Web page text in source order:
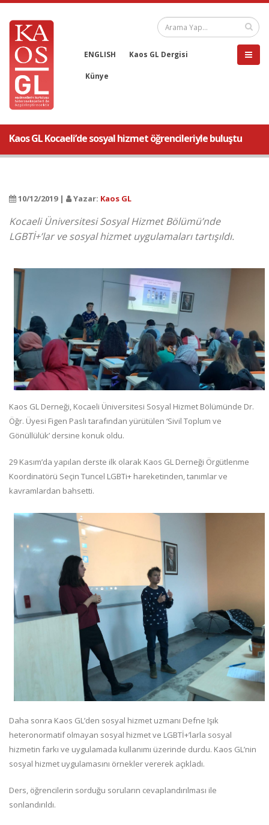
ENGLISH Kaos GL Dergisi
Künye
Kaos GL Kocaeli’de sosyal hizmet öğrencileriyle buluştu
10/12/2019 | Yazar: Kaos GL
Kocaeli Üniversitesi Sosyal Hizmet Bölümü’nde
LGBTİ+’lar ve sosyal hizmet uygulamaları tartışıldı.
Kaos GL Derneği, Kocaeli Üniversitesi Sosyal Hizmet Bölümünde Dr.
Öğr. Üyesi Figen Paslı tarafından yürütülen ‘Sivil Toplum ve
Gönüllülük’ dersine konuk oldu.
29 Kasım’da yapılan derste ilk olarak Kaos GL Derneği Örgütlenme
Koordinatörü Seçin Tuncel LGBTi+ hareketinden, tanımlar ve
kavramlardan bahsetti.
Daha sonra Kaos GL’den sosyal hizmet uzmanı Defne Işık
heteronormatif olmayan sosyal hizmet ve LGBTİ+’larla sosyal
hizmetin farkı ve uygulamada kullanımı üzerinde durdu. Kaos GL’nin
sosyal hizmet uygulamasını örnekler vererek açıkladı.
Ders, öğrencilerin sorduğu soruların cevaplandırılması ile
sonlandırıldı.